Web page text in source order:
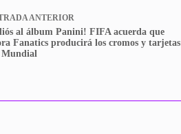
ANTERIOR
al álbum Panini! FIFA acuerda que
Fanatics producirá los ⁠cromos y tarjetas
Mundial